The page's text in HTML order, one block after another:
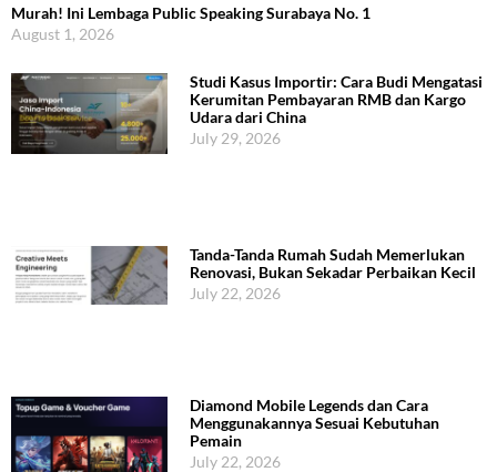
Murah! Ini Lembaga Public Speaking Surabaya No. 1
August 1, 2026
Studi Kasus Importir: Cara Budi Mengatasi
Kerumitan Pembayaran RMB dan Kargo
Udara dari China
July 29, 2026
Tanda-Tanda Rumah Sudah Memerlukan
Renovasi, Bukan Sekadar Perbaikan Kecil
July 22, 2026
Diamond Mobile Legends dan Cara
Menggunakannya Sesuai Kebutuhan
Pemain
July 22, 2026